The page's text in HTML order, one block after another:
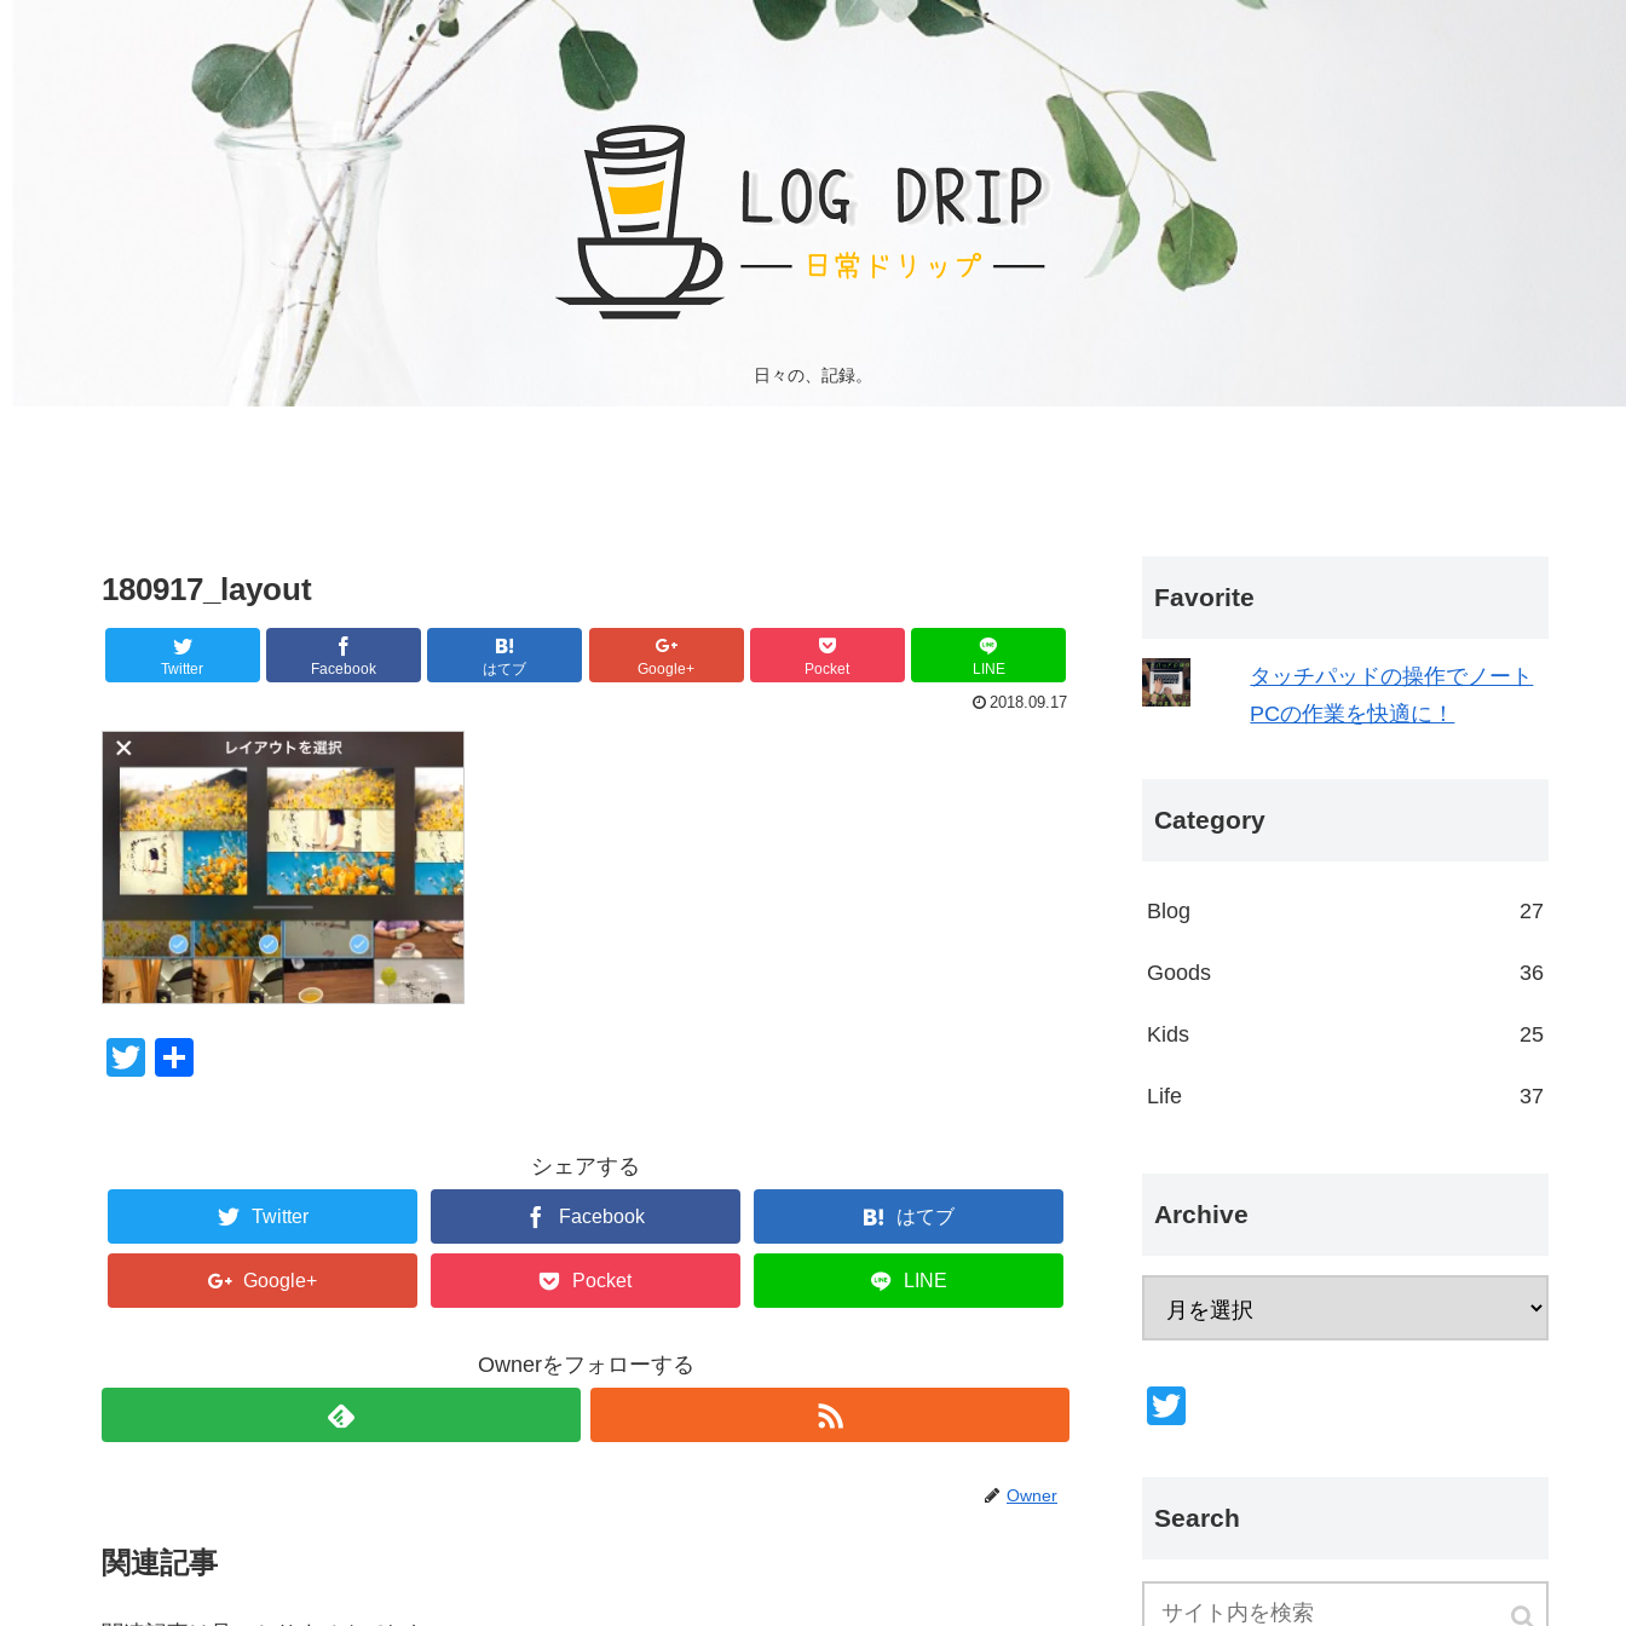
日々の、記録。
180917_layout
Twitter Facebook はてブ Google+ Pocket LINE
2018.09.17
T
シェアする
Twitter Facebook はてブ
Google+ Pocket LINE
Ownerをフォローする
Owner
関連記事
Favorite
タッチパッドの操作でノート
PCの作業を快適に！
Category
Blog 27
Goods 36
Kids 25
Life 37
Archive
er
Search